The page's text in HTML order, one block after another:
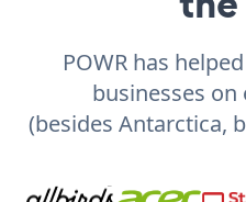
POWR has
businesses
(besides Antarctica,